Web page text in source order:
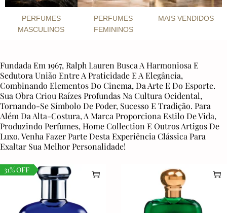
PERFUMES
MASCULINOS
PERFUMES
FEMININOS
MAIS VENDIDOS
Fundada Em 1967, Ralph Lauren Busca A Harmoniosa E
Sedutora União Entre A Praticidade E A Elegância,
Combinando Elementos Do Cinema, Da Arte E Do Esporte.
Sua Obra Criou Raízes Profundas Na Cultura Ocidental,
Tornando-Se Símbolo De Poder, Sucesso E Tradição. Para
Além Da Alta-Costura, A Marca Proporciona Estilo De Vida,
Produzindo Perfumes, Home Collection E Outros Artigos De
Luxo. Venha Fazer Parte Desta Experiência Clássica Para
Exaltar Sua Melhor Personalidade!
31% OFF